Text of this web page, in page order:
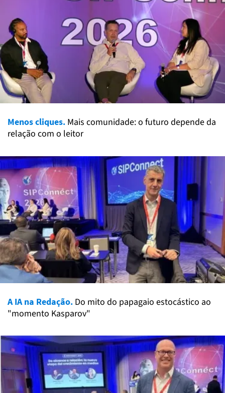
Menos cliques. Mais comunidade: o futuro depende da
relação com o leitor
A IA na Redação. Do mito do papagaio estocástico ao
"momento Kasparov"